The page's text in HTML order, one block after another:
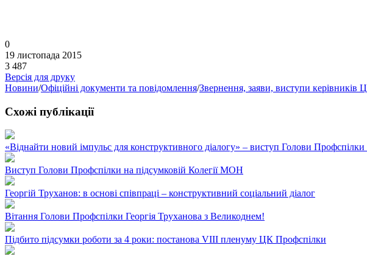
0
19 листопада 2015
3 487
Версія для друку
Новини/Офіційні документи та повідомлення/Звернення, заяви, виступи керівників
Схожі публікації
«Віднайти новий імпульс для конструктивного діалогу» – виступ Голови
Виступ Голови Профспілки на підсумковій Колегії МОН
Георгій Труханов: в основі співпраці – конструктивний соціальний діалог
Вітання Голови Профспілки Георгія Труханова з Великоднем!
Підбито підсумки роботи за 4 роки: постанова VIII пленуму ЦК Профспілки